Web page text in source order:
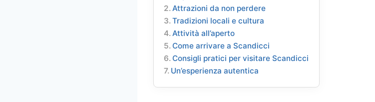
Attrazioni da non perdere
Tradizioni locali e cultura
Attività all’aperto
Come arrivare a Scandicci
Consigli pratici per visitare Scandicci
Un’esperienza autentica